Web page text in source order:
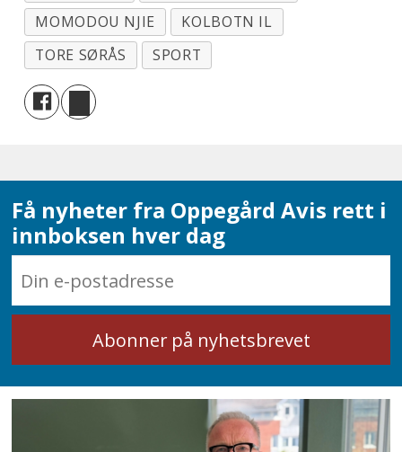
MOMODOU NJIE
KOLBOTN IL
TORE SØRÅS
SPORT
Få nyheter fra Oppegård Avis rett i
innboksen hver dag